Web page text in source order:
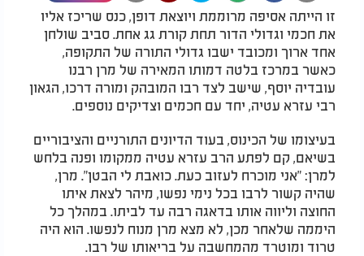
זו הייתה אסיפה מרוממת ויוצאת דופן, כנס שריכז אליו
את חכמי וגדולי הדור תחת קורת גג אחת. סביב שולחן
אחד ארוך ומכובד ישבו גדולי התורה של התקופה,
כאשר במרכז בלטה דמותו המאירה של מרן רבנו
עובדיה יוסף, שישב לצד רבו המובהק ומורה דרכו, הגאון
רבי עזרא עטיה, יחד עם חכמים וצדיקים נוספים.
בעיצומו של הכינוס, בעוד הדיונים התורניים והציבוריים
בשיאם, קם לפתע הרב עזרא עטיה ממקומו ופנה בלחש
למרן: "אני מוכרח לעזוב כעת. כואבת לי הבטן". מרן,
שהיה קשור לרבו בכל נימי נפשו, מיהר לצאת איתו
החוצה וליווה אותו בדאגה רבה עד לביתו. במהלך כל
היממה שלאחר מכן, לא מצא מרן מנוח לנפשו. הוא היה
טרוד ומוטרד מהמחשבה על בריאותו של רבו.